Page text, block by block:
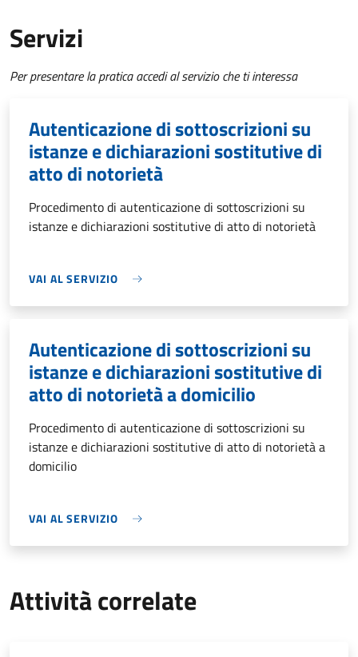
Servizi
Per presentare la pratica accedi al servizio che ti interessa
Autenticazione di sottoscrizioni su
istanze e dichiarazioni sostitutive di
atto di notorietà
Procedimento di autenticazione di sottoscrizioni su
istanze e dichiarazioni sostitutive di atto di notorietà
VAI AL SERVIZIO
Autenticazione di sottoscrizioni su
istanze e dichiarazioni sostitutive di
atto di notorietà a domicilio
Procedimento di autenticazione di sottoscrizioni su
istanze e dichiarazioni sostitutive di atto di notorietà a
domicilio
VAI AL SERVIZIO
Attività correlate